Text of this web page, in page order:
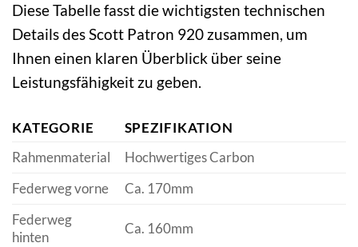
Diese Tabelle fasst die wichtigsten technischen
Details des Scott Patron 920 zusammen, um
Ihnen einen klaren Überblick über seine
Leistungsfähigkeit zu geben.
KATEGORIE
SPEZIFIKATION
Rahmenmaterial
Hochwertiges Carbon
Federweg vorne
Ca. 170mm
Federweg
hinten
Ca. 160mm